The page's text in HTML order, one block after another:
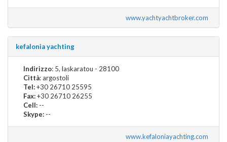
www.yachtyachtbroker.com
kefalonia yachting
Indirizzo: 5, laskaratou - 28100
Città: argostoli
Tel:+30 26710 25595
Fax:+30 26710 26255
Cell: --
Skype: --
www.kefaloniayachting.com